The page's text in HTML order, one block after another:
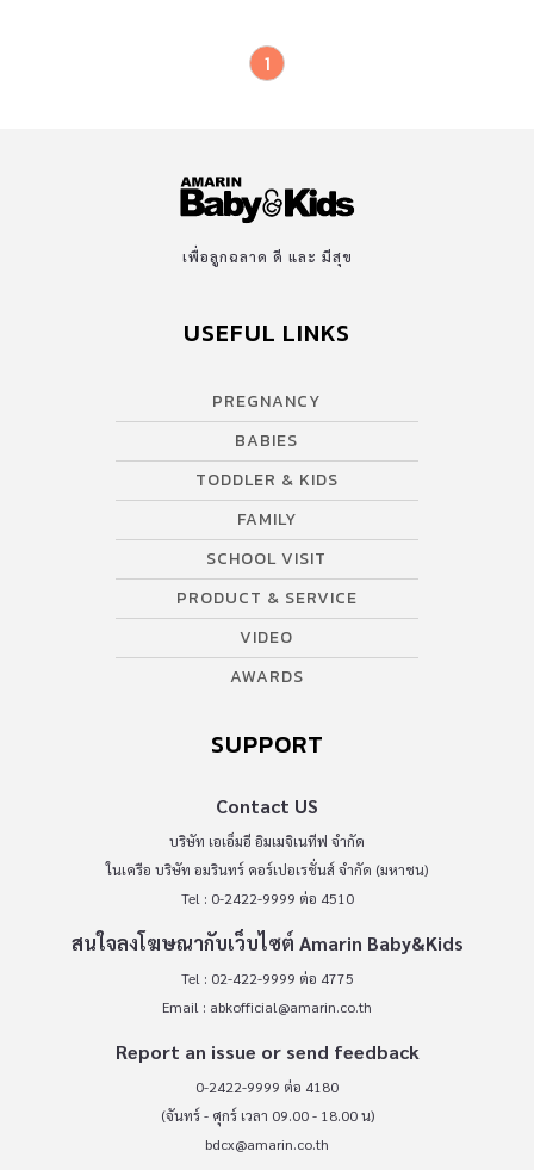
1
เพื่อลูกฉลาด ดี และ มีสุข
USEFUL LINKS
PREGNANCY
BABIES
TODDLER & KIDS
FAMILY
SCHOOL VISIT
PRODUCT & SERVICE
VIDEO
AWARDS
SUPPORT
Contact US
บริษัท เอเอ็มอี อิมเมจิเนทีฟ จำกัด
ในเครือ บริษัท อมรินทร์ คอร์เปอเรชั่นส์ จำกัด (มหาชน)
Tel : 0-2422-9999 ต่อ 4510
สนใจลงโฆษณากับเว็บไซต์ Amarin Baby&Kids
Tel : 02-422-9999 ต่อ 4775
Email : abkofficial@amarin.co.th
Report an issue or send feedback
0-2422-9999 ต่อ 4180
(จันทร์ - ศุกร์ เวลา 09.00 - 18.00 น)
bdcx@amarin.co.th